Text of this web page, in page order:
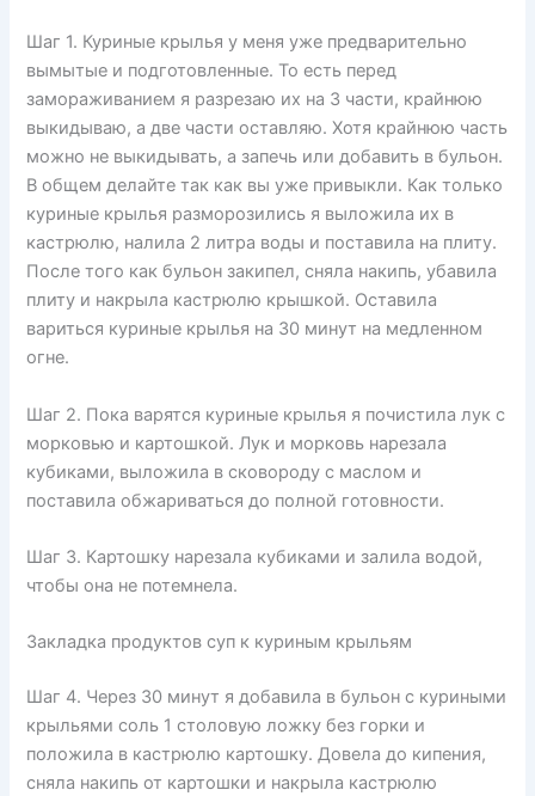
Шаг 1. Куриные крылья у меня уже предварительно
вымытые и подготовленные. То есть перед
замораживанием я разрезаю их на 3 части, крайнюю
выкидываю, а две части оставляю. Хотя крайнюю часть
можно не выкидывать, а запечь или добавить в бульон.
В общем делайте так как вы уже привыкли. Как только
куриные крылья разморозились я выложила их в
кастрюлю, налила 2 литра воды и поставила на плиту.
После того как бульон закипел, сняла накипь, убавила
плиту и накрыла кастрюлю крышкой. Оставила
вариться куриные крылья на 30 минут на медленном
огне.
Шаг 2. Пока варятся куриные крылья я почистила лук с
морковью и картошкой. Лук и морковь нарезала
кубиками, выложила в сковороду с маслом и
поставила обжариваться до полной готовности.
Шаг 3. Картошку нарезала кубиками и залила водой,
чтобы она не потемнела.
Закладка продуктов суп к куриным крыльям
Шаг 4. Через 30 минут я добавила в бульон с куриными
крыльями соль 1 столовую ложку без горки и
положила в кастрюлю картошку. Довела до кипения,
сняла накипь от картошки и накрыла кастрюлю